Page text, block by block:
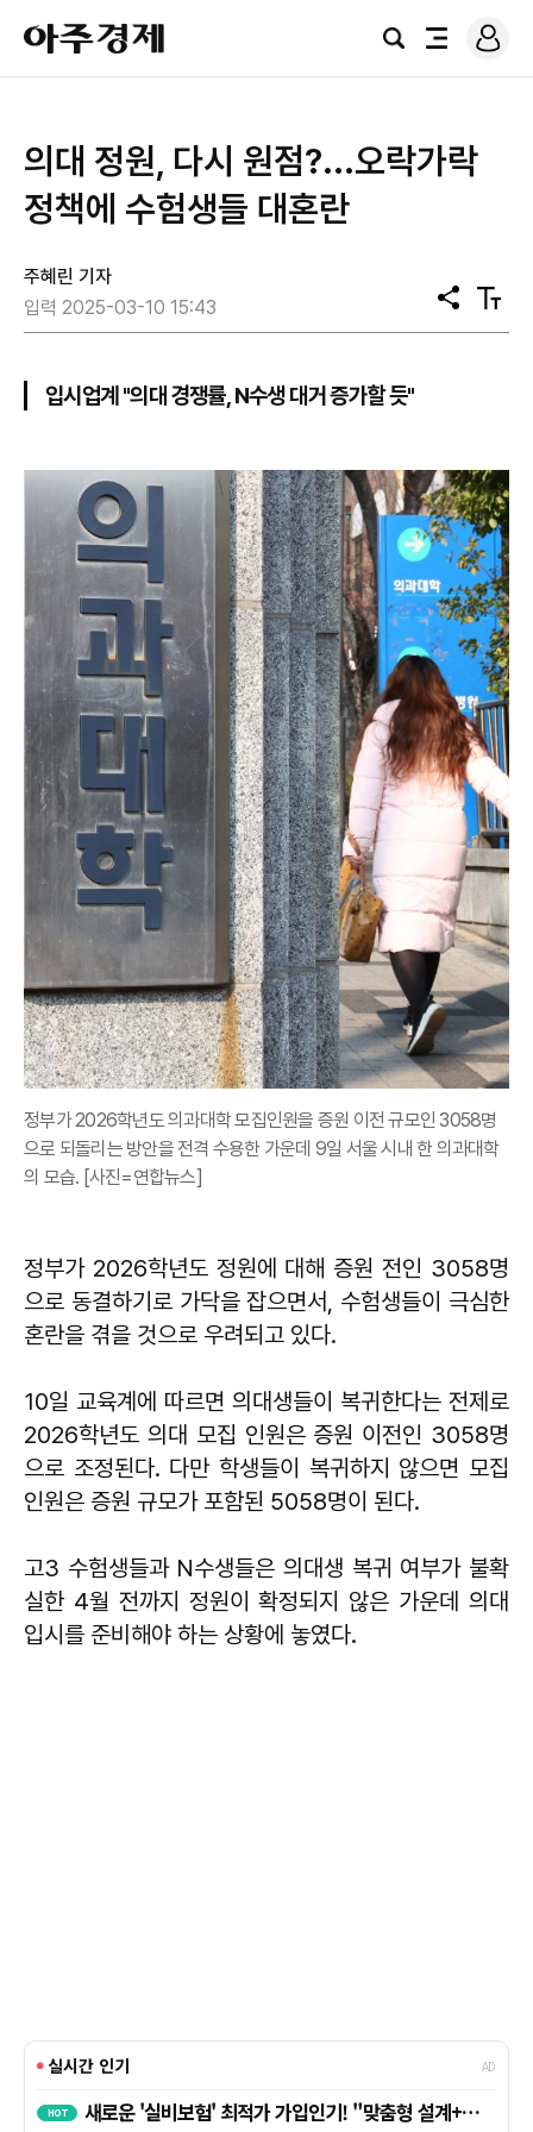
아
주
경
검
전
로
그
의대 정원, 다시 원점?...오락가락
정책에 수험생들 대혼란
주혜린 기자
입력 2025-03-10 15:43
공
유
텍
스
입시업계 "의대 경쟁률, N수생 대거 증가할 듯"
정부가 2026학년도 의과대학 모집인원을 증원 이전 규모인 3058명
으로 되돌리는 방안을 전격 수용한 가운데 9일 서울 시내 한 의과대학
의 모습. [사진=연합뉴스]
정부가 2026학년도 정원에 대해 증원 전인 3058명
으로 동결하기로 가닥을 잡으면서, 수험생들이 극심한
혼란을 겪을 것으로 우려되고 있다.
10일 교육계에 따르면 의대생들이 복귀한다는 전제로
2026학년도 의대 모집 인원은 증원 이전인 3058명
으로 조정된다. 다만 학생들이 복귀하지 않으면 모집
인원은 증원 규모가 포함된 5058명이 된다.
고3 수험생들과 N수생들은 의대생 복귀 여부가 불확
실한 4월 전까지 정원이 확정되지 않은 가운데 의대
입시를 준비해야 하는 상황에 놓였다.